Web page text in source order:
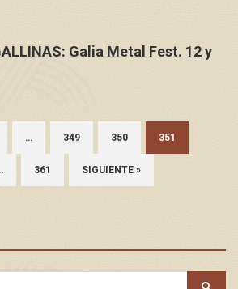
Galia Metal Fest. 12 y
… 349 350 351
361 SIGUIENTE »